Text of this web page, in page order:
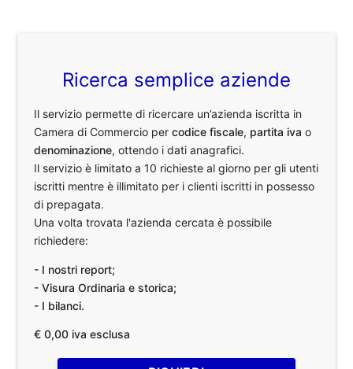
Ricerca semplice aziende
Il servizio permette di ricercare un’azienda iscritta in
Camera di Commercio percodice fiscale, partita iva o
denominazione, ottendo i dati anagrafici.
Il servizio è limitato a 10 richieste al giorno per gli utenti
iscritti mentre è illimitato per i clienti iscritti in possesso
di prepagata.
Una volta trovata l'azienda cercata è possibile
richiedere:
- I nostri report;
- Visura Ordinaria e storica;
- I bilanci.
€ 0,00 iva esclusa